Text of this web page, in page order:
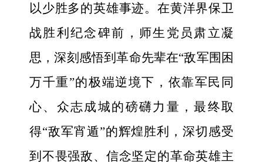
以少胜多的英雄事迹。在黄洋界保卫
战胜利纪念碑前，师生党员肃立凝
思，深刻感悟到革命先辈在“敌军围困
万千重”的极端逆境下，依靠军民同
心、众志成城的磅礴力量，最终取
得“敌军宵遁”的辉煌胜利，深切感受
到不畏强敌、信念坚定的革命英雄主